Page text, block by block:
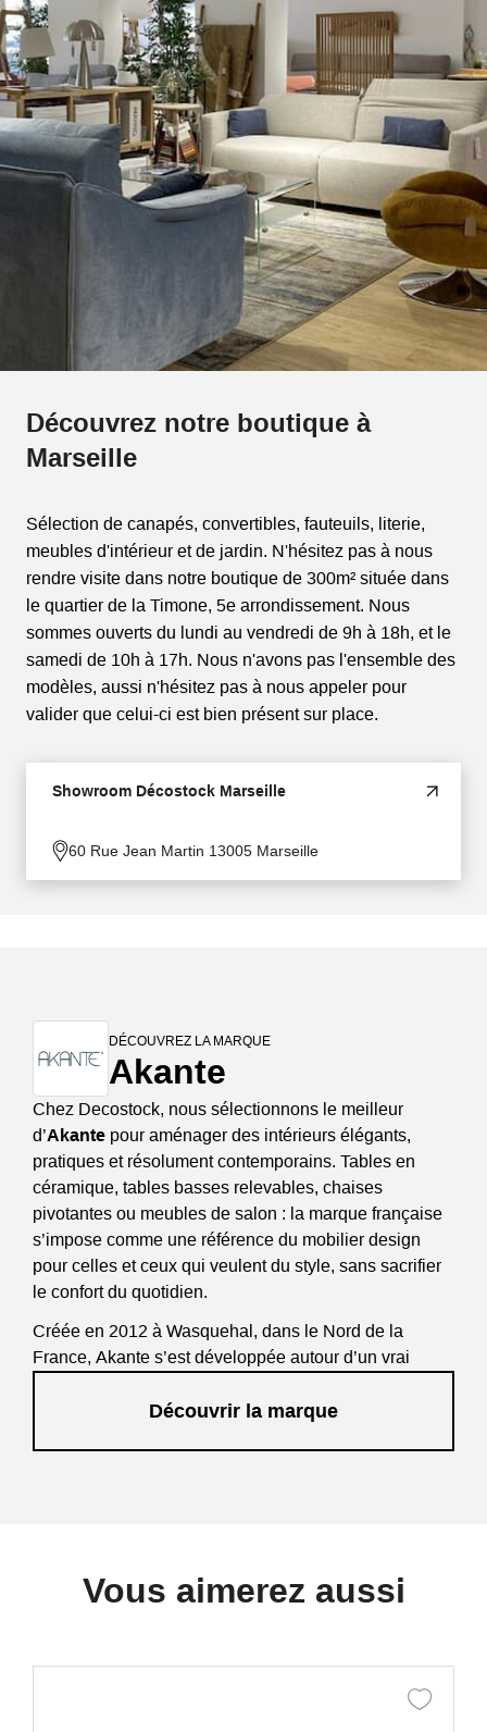
Découvrez notre boutique à
Marseille
Sélection de canapés, convertibles, fauteuils, literie,
meubles d'intérieur et de jardin. N'hésitez pas à nous
rendre visite dans notre boutique de 300m² située dans
le quartier de la Timone, 5e arrondissement. Nous
sommes ouverts du lundi au vendredi de 9h à 18h, et le
samedi de 10h à 17h. Nous n'avons pas l'ensemble des
modèles, aussi n'hésitez pas à nous appeler pour
valider que celui-ci est bien présent sur place.
Showroom Décostock Marseille
60 Rue Jean Martin 13005 Marseille
DÉCOUVREZ LA MARQUE
Akante
Chez Decostock, nous sélectionnons le meilleur
d’Akante pour aménager des intérieurs élégants,
pratiques et résolument contemporains. Tables en
céramique, tables basses relevables, chaises
pivotantes ou meubles de salon : la marque française
s’impose comme une référence du mobilier design
pour celles et ceux qui veulent du style, sans sacrifier
le confort du quotidien.
Créée en 2012 à Wasquehal, dans le Nord de la
France, Akante s’est développée autour d’un vrai
intelligent et d’un goût marqué pour les finitions
haut de gamme, beau à regarder, agréable à utiliser et
Découvrir la marque
Vous aimerez aussi